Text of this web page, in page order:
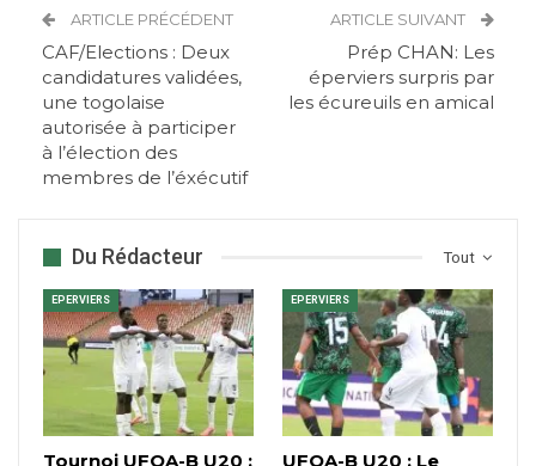
ARTICLE PRÉCÉDENT
CAF/Elections : Deux
candidatures validées,
une togolaise
autorisée à participer
à l’élection des
membres de l’éxécutif
ARTICLE SUIVANT
Prép CHAN: Les
éperviers surpris par
les écureuils en amical
Tout
Du Rédacteur
EPERVIERS
Tournoi UFOA-B U20 :
EPERVIERS
UFOA-B U20 : Le